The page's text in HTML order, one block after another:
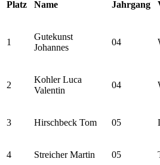
Platz Name Jahrgang
1
Gutekunst
Johannes
04
2
Kohler Luca
Valentin
04
3 Hirschbeck Tom 05
4 Streicher Martin 05